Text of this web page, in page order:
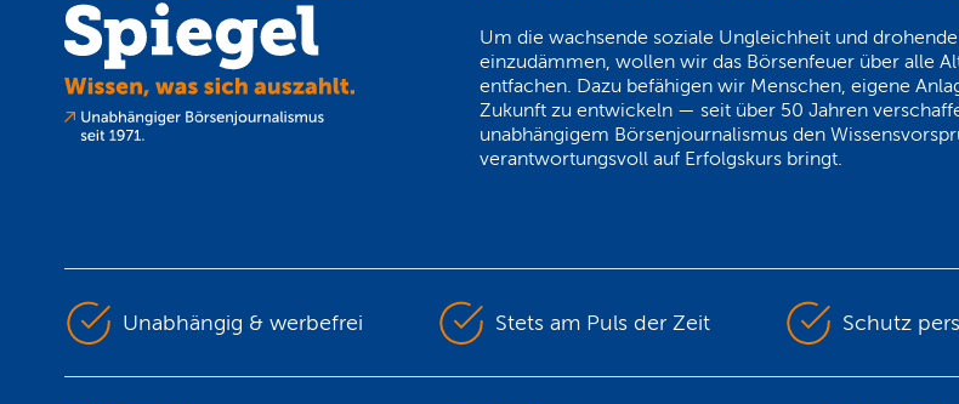
Um die wachsende soziale Ungleichheit und
einzudämmen, wollen wir das Börsenfeuer über alle
entfachen. Dazu befähigen wir Menschen, eigene
Zukunft zu entwickeln — seit über 50 Jahren
unabhängigem Börsenjournalismus den
verantwortungsvoll auf Erfolgskurs bringt.
Unabhängig & werbefrei Stets am Puls der Zeit Schutz